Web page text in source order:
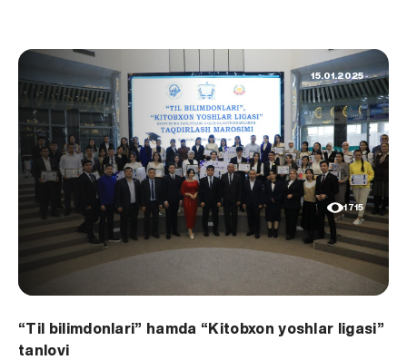
15.01.2025
1715
“Til bilimdonlari” hamda “Kitobxon yoshlar ligasi”
tanlovi